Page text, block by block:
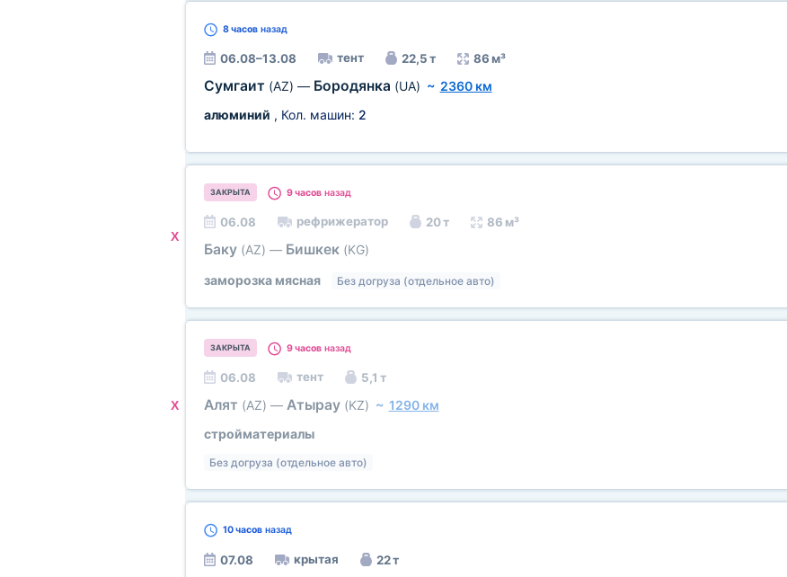
8 часовназад
06.08–13.08 тент 22,5 т 86 м³
Сумгаит (AZ) — Бородянка (UA) ~ 2360 км
алюминий , Кол. машин: 2
X
ЗАКРЫТА 9 часовназад
06.08 рефрижератор 20 т 86 м³
Баку (AZ) — Бишкек (KG)
заморозка мясная
Без догруза (отдельное авто)
X
ЗАКРЫТА 9 часовназад
06.08 тент 5,1 т
Алят (AZ) — Атырау (KZ) ~ 1290 км
стройматериалы
Без догруза (отдельное авто)
10 часовназад
07.08 крытая 22 т